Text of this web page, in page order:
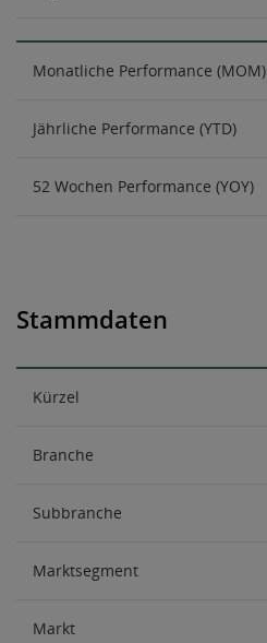
Monatliche Performance (MOM)
Jährliche Performance (YTD)
52 Wochen Performance (YOY)
Stammdaten
Kürzel
Branche
Subbranche
Marktsegment
Markt